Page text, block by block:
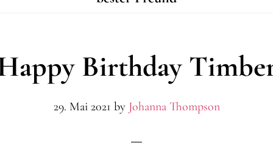
Birthday
29. Mai 2021 by Johanna Thompson